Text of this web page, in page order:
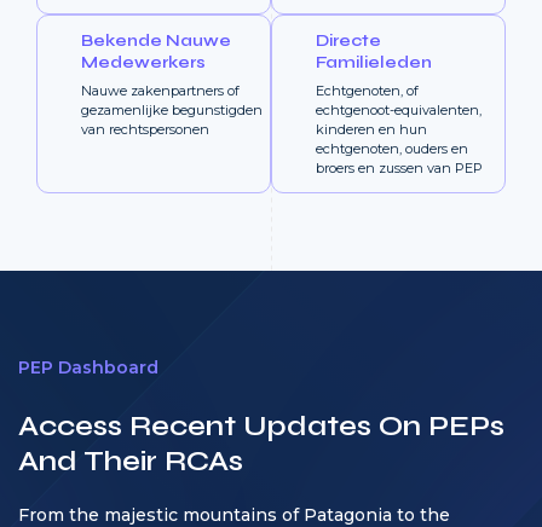
Bekende Nauwe
Medewerkers
Nauwe zakenpartners of
gezamenlijke begunstigden
van rechtspersonen
Directe
Familieleden
Echtgenoten, of
echtgenoot-equivalenten,
kinderen en hun
echtgenoten, ouders en
broers en zussen van PEP
PEP Dashboard
Access Recent Updates On PEPs
And Their RCAs
From the majestic mountains of Patagonia to the